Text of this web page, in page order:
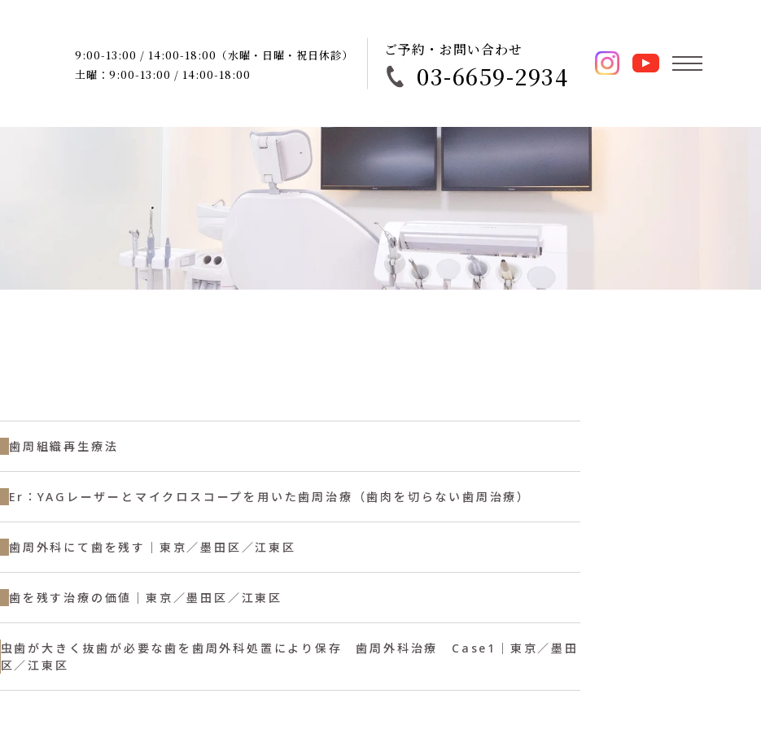
9:00-13:00 / 14:00-18:00（水曜・日曜・祝日休診）
土曜：9:00-13:00 / 14:00-18:00
ご予約・お問い合わせ
03-6659-2934
歯周組織再生療法
Er：YAGレーザーとマイクロスコープを用いた歯周治療（歯肉を切らない歯周治療）
歯周外科にて歯を残す｜東京／墨田区／江東区
歯を残す治療の価値｜東京／墨田区／江東区
虫歯が大きく抜歯が必要な歯を歯周外科処置により保存 歯周外科治療 Case1｜東京／墨田
区／江東区